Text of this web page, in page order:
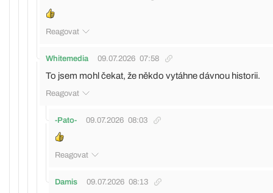
Reagovat
Whitemedia 09.07.2026 07:58
To jsem mohl čekat, že někdo vytáhne dávnou historii.
Reagovat
-Pato- 09.07.2026 08:03
Reagovat
Damis 09.07.2026 08:13